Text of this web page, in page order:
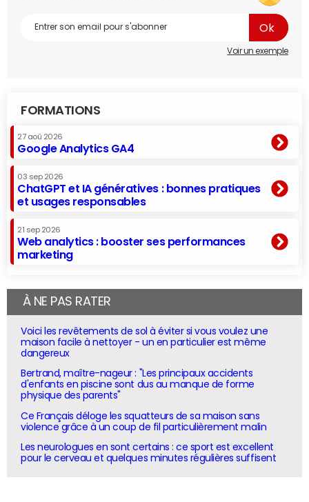
Voir un exemple
FORMATIONS
27 aoû 2026
Google Analytics GA4
03 sep 2026
ChatGPT et IA génératives : bonnes pratiques
et usages responsables
21 sep 2026
Web analytics : booster ses performances
marketing
À NE PAS RATER
Voici les revêtements de sol à éviter si vous voulez une
maison facile à nettoyer - un en particulier est même
dangereux
Bertrand, maître-nageur : "Les principaux accidents
d'enfants en piscine sont dus au manque de forme
physique des parents"
Ce Français déloge les squatteurs de sa maison sans
violence grâce à un coup de fil particulièrement malin
Les neurologues en sont certains : ce sport est excellent
pour le cerveau et quelques minutes régulières suffisent